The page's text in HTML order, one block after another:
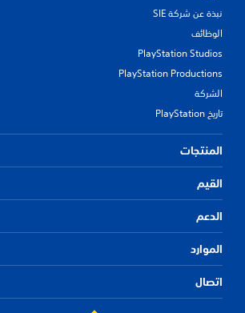
نبذة عن شركة SIE
الوظائف
PlayStation Studios
PlayStation Productions
الشركة
تاريخ PlayStation
المنتجات
القيم
الدعم
الموارد
اتصال